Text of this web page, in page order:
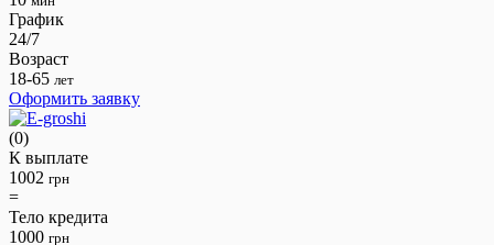
График
24/7
Возраст
18-65 лет
Оформить заявку
(0)
К выплате
1002 грн
=
Тело кредита
1000 грн